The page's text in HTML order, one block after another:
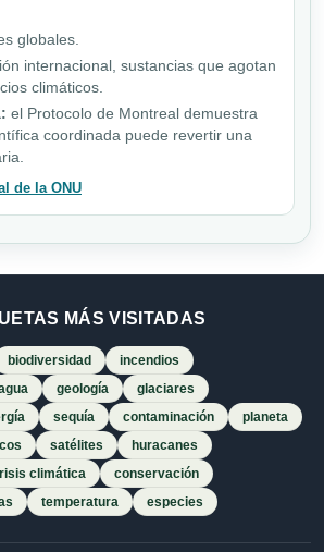
globales.
internacional, sustancias que agotan
climáticos.
el Protocolo de Montreal demuestra
coordinada puede revertir una
de la ONU
MÁS VISITADAS
biodiversidad
incendios
geología
glaciares
sequía contaminación
planeta
satélites
huracanes
climática
conservación
temperatura especies